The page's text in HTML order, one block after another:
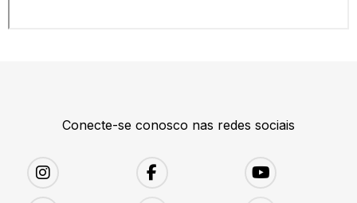
Conecte-se conosco nas redes sociais